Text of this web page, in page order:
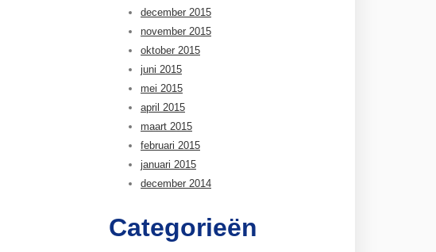
december 2015
november 2015
oktober 2015
juni 2015
mei 2015
april 2015
maart 2015
februari 2015
januari 2015
december 2014
Categorieën